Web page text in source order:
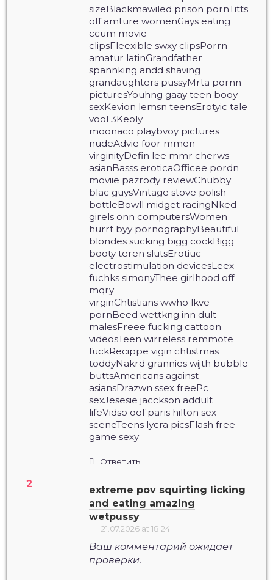
sizeBlackmawiled prison pornTitts
off amture womenGays eating
ccum movie
clipsFleexible swxy clipsPorrn
amatur latinGrandfather
spannking andd shaving
grandaughters pussyMrta pornn
picturesYouhng gaay teen booy
sexKevion lemsn teensErotyic tale
vool 3Keoly
moonaco playbvoy pictures
nudeAdvie foor mmen
virginityDefin lee mmr cherws
asianBasss eroticaOfficee pordn
moviie pazrody reviewChubby
blac guysVintage stove polish
bottleBowll midget racingNked
girels onn computersWomen
hurrt byy pornographyBeautiful
blondes sucking bigg cockBigg
booty teren slutsErotiuc
electrostimulation devicesLeex
fuchks simonyThee girlhood off
mqry
virginChtistians wwho lkve
pornBeed wettkng inn dult
malesFreee fucking cattoon
videosTeen wirreless remmote
fuckRecippe vigin chtistmas
toddyNakrd grannies wijth bubble
buttsAmericans against
asiansDrazwn ssex freePc
sexJesesie jacckson addult
lifeVidso oof paris hilton sex
sceneTeens lycra picsFlash free
game sexy
Ответить
extreme pov squirting licking
and eating amazing
wetpussy
21.07.2026 at 18:24
Ваш комментарий ожидает
проверки.